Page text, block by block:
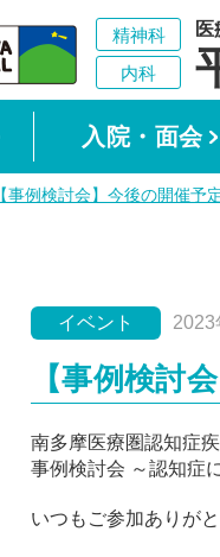
入院・面会
【事例検討会】今後の開催予
イベント 2023
【事例検討
南多摩医療圏認知症
事例検討会 ～認知症
いつもご参加ありが